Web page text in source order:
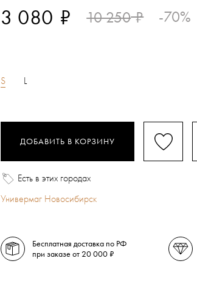
3 080 ₽ 10 250₽ -70%
S L
ДОБАВИТЬ В КОРЗИНУ
Есть в этих городах
Универмаг Новосибирск
Бесплатная доставка по РФ
при заказе от 20 000 ₽